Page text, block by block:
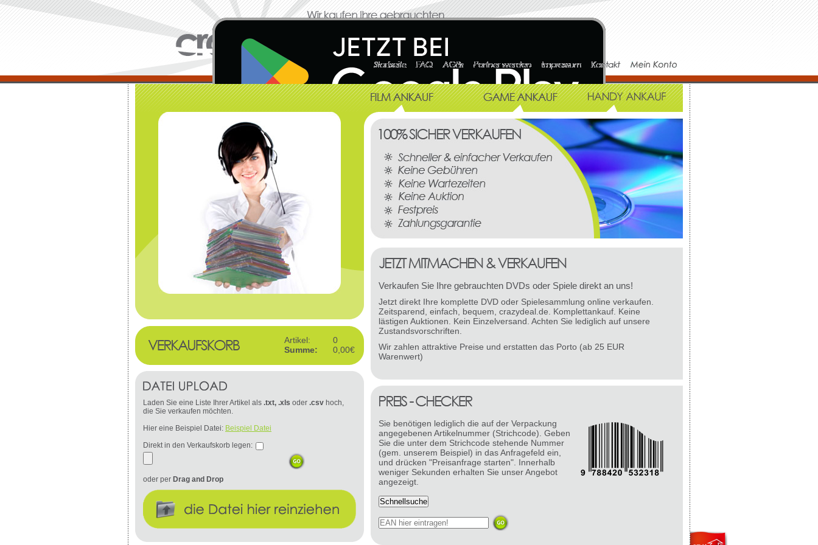
Verkaufen Sie Ihre gebrauchten DVDs oder Spiele direkt an uns!
Jetzt direkt Ihre komplette DVD oder Spielesammlung online verkaufen.
Zeitsparend, einfach, bequem, crazydeal.de. Komplettankauf. Keine
lästigen Auktionen. Kein Einzelversand. Achten Sie lediglich auf unsere
Zustandsvorschriften.
Wir zahlen attraktive Preise und erstatten das Porto (ab 25 EUR
Warenwert)
Sie benötigen lediglich die auf der Verpackung
angegebenen Artikelnummer (Strichcode). Geben
Sie die unter dem Strichcode stehende Nummer
(gem. unserem Beispiel) in das Anfragefeld ein,
und drücken "Preisanfrage starten". Innerhalb
weniger Sekunden erhalten Sie unser Angebot
angezeigt.
Artikel:
0
Summe:
0,00€
Laden Sie eine Liste Ihrer Artikel als .txt, .xls oder .csv hoch,
die Sie verkaufen möchten.
Hier eine Beispiel Datei: Beispiel Datei
Direkt in den Verkaufskorb legen:
oder per Drag and Drop